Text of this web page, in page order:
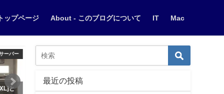
ップページ About - このブログについて IT Mac
未分類
生が
最近の投稿